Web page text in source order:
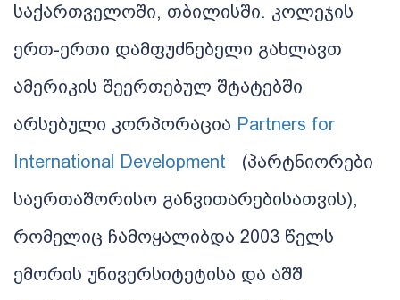
საქართველოში, თბილისში. კოლეჯის
ერთ-ერთი დამფუძნებელი გახლავთ
ამერიკის შეერთებულ შტატებში
არსებული კორპორაცია Partners for
International Development (პარტნიორები
საერთაშორისო განვითარებისათვის),
რომელიც ჩამოყალიბდა 2003 წელს
ემორის უნივერსიტეტისა და აშშ